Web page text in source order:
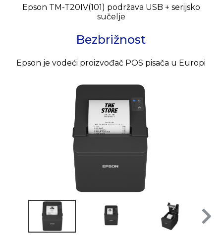
Epson TM-T20IV(101) podržava USB + serijsko
sučelje
Bezbrižnost
Epson je vodeći proizvođač POS pisača u Europi